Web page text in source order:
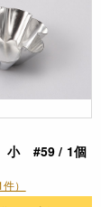
小 #59 / 1個
件）